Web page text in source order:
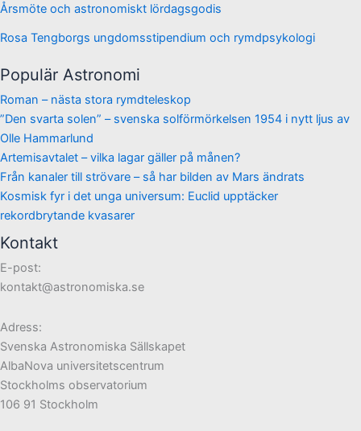
Årsmöte och astronomiskt lördagsgodis
Rosa Tengborgs ungdomsstipendium och rymdpsykologi
Populär Astronomi
Roman – nästa stora rymdteleskop
”Den svarta solen” – svenska solförmörkelsen 1954 i nytt ljus av
Olle Hammarlund
Artemisavtalet – vilka lagar gäller på månen?
Från kanaler till strövare – så har bilden av Mars ändrats
Kosmisk fyr i det unga universum: Euclid upptäcker
rekordbrytande kvasarer
Kontakt
E-post:
kontakt@astronomiska.se
Adress:
Svenska Astronomiska Sällskapet
AlbaNova universitetscentrum
Stockholms observatorium
106 91 Stockholm